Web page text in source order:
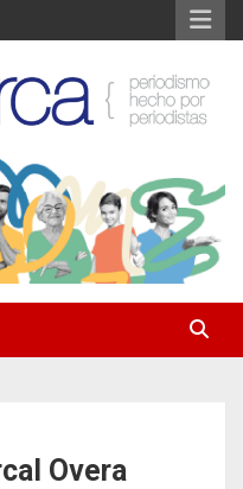
del
Overa